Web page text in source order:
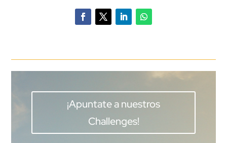
¡Apuntate a nuestros
Challenges!